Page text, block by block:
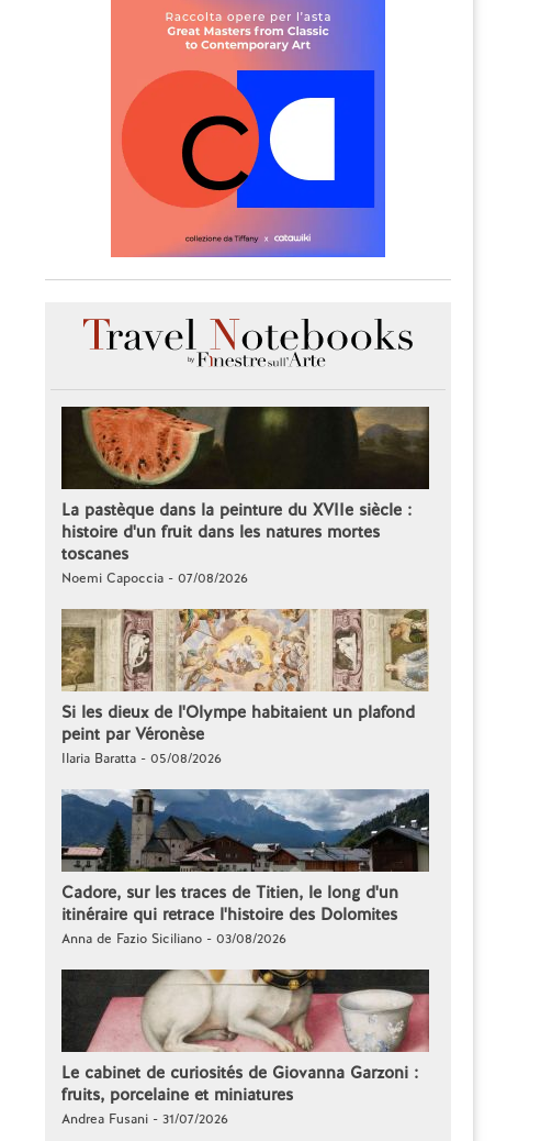
La pastèque dans la peinture du XVIIe siècle :
histoire d'un fruit dans les natures mortes
toscanes
Noemi Capoccia - 07/08/2026
Si les dieux de l'Olympe habitaient un plafond
peint par Véronèse
Ilaria Baratta - 05/08/2026
Cadore, sur les traces de Titien, le long d'un
itinéraire qui retrace l'histoire des Dolomites
Anna de Fazio Siciliano - 03/08/2026
Le cabinet de curiosités de Giovanna Garzoni :
fruits, porcelaine et miniatures
Andrea Fusani - 31/07/2026